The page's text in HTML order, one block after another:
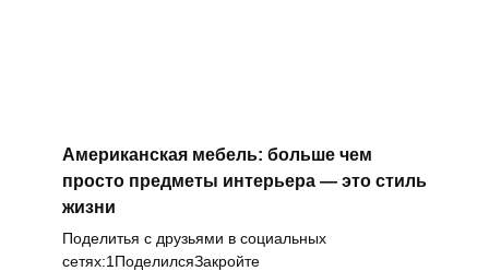
Американская мебель: больше чем
просто предметы интерьера — это стиль
жизни
Поделитья с друзьями в социальных
сетях:1ПоделилсяЗакройте